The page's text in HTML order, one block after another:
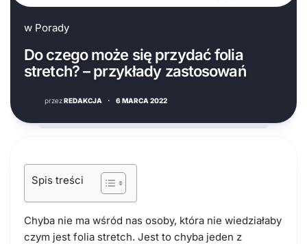
w Porady
Do czego może się przydać folia
stretch? – przykłady zastosowań
przezREDAKCJA · 6 MARCA 2022
Spis treści
Chyba nie ma wśród nas osoby, która nie wiedziałaby
czym jest folia stretch. Jest to chyba jeden z